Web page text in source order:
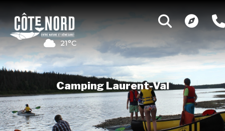
21°C
Camping Laurent-Val